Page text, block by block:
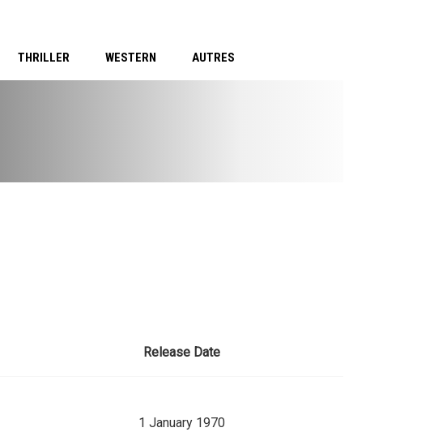
THRILLER WESTERN AUTRES
Release Date
1 January 1970